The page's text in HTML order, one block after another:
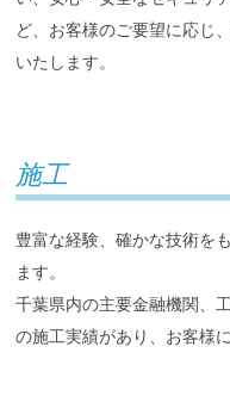
ど、お客様のご要望に応じ
いたします。
施工
豊富な経験、確かな技術を
ます。
千葉県内の主要金融機関、
の施工実績があり、お客様